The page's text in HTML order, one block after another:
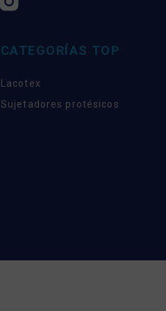
CATEGORÍAS TOP
Lacotex
Sujetadores protésicos